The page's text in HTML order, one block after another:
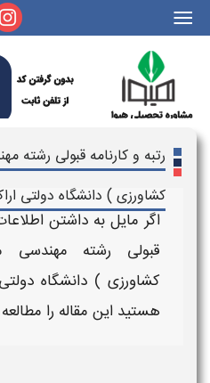
|||
رتبه و کارنامه قبولی رشته
کشاورزی ) دانشگاه دولتی
اگر مایل به داشتن
قبولی رشته مهندسی
کشاورزی ) دانشگاه
هستید این مقاله را